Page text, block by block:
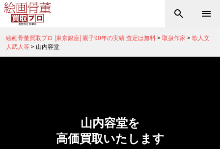
絵画骨董買取プロ |東京銀座| 親子90年の実績 査定は無料>取扱作家 >歌人文
人武人等> 山内容堂
山内容堂を
高価買取いたします